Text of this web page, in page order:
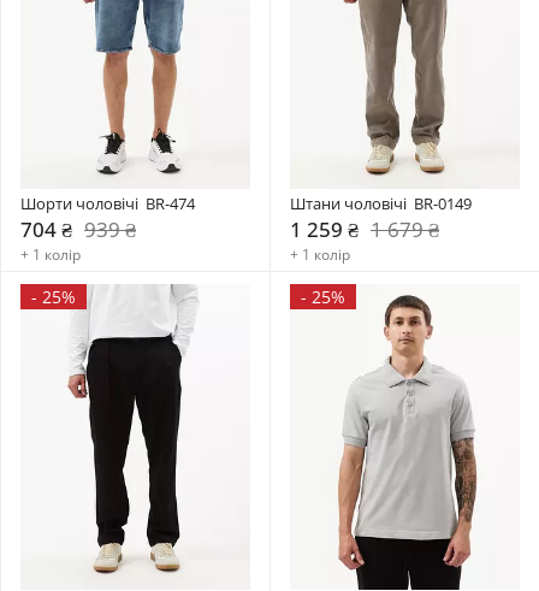
Шорти чоловічі  BR-474
704 ₴ 939 ₴
+ 1 колір
Штани чоловічі  BR-0149
1 259 ₴ 1 679 ₴
+ 1 колір
- 25% - 25%